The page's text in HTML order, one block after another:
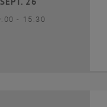
- bis
15:30